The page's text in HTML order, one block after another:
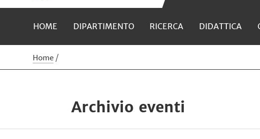
HOME DIPARTIMENTO RICERCA DIDATTICA
Home
Archivio eventi